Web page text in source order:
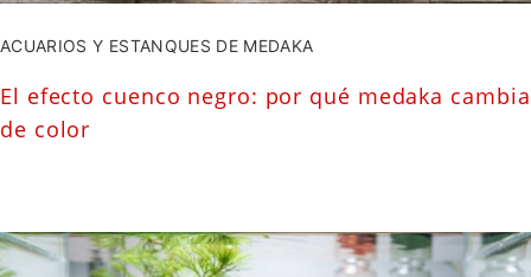
ACUARIOS Y ESTANQUES DE MEDAKA
El efecto cuenco negro: por qué medaka cambia
de color